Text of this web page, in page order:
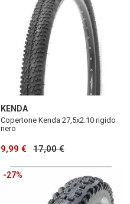
KENDA
Copertone Kenda 27,5x2.10 rigido
nero
9,99 € 17,00 €
-27%